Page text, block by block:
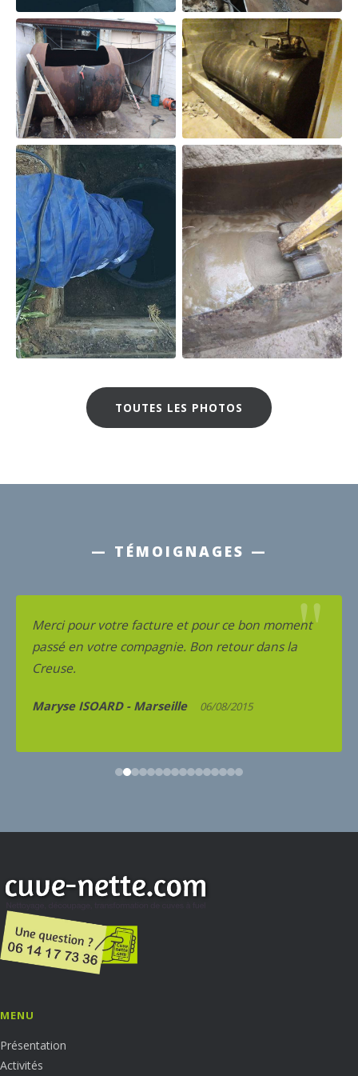
TOUTES LES PHOTOS
— TÉMOIGNAGES —
"
Merci pour votre facture et pour ce bon moment
passé en votre compagnie. Bon retour dans la
Creuse.
Maryse ISOARD - Marseille 06/08/2015
MENU
Présentation
Activités